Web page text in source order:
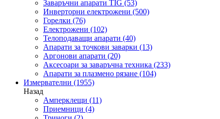
Заваръчни апарати TIG (53)
Инверторни електрожени (500)
Горелки (76)
Електрожени (102)
Телоподаващи апарати (40)
Апарати за точкови заварки (13)
Аргонови апарати (20)
Аксесоари за заваръчна техника (233)
Апарати за плазмено рязане (104)
Измервателни (1955)
Назад
Амперклещи (11)
Приемници (4)